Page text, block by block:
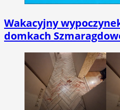
Wakacyjny
domkach